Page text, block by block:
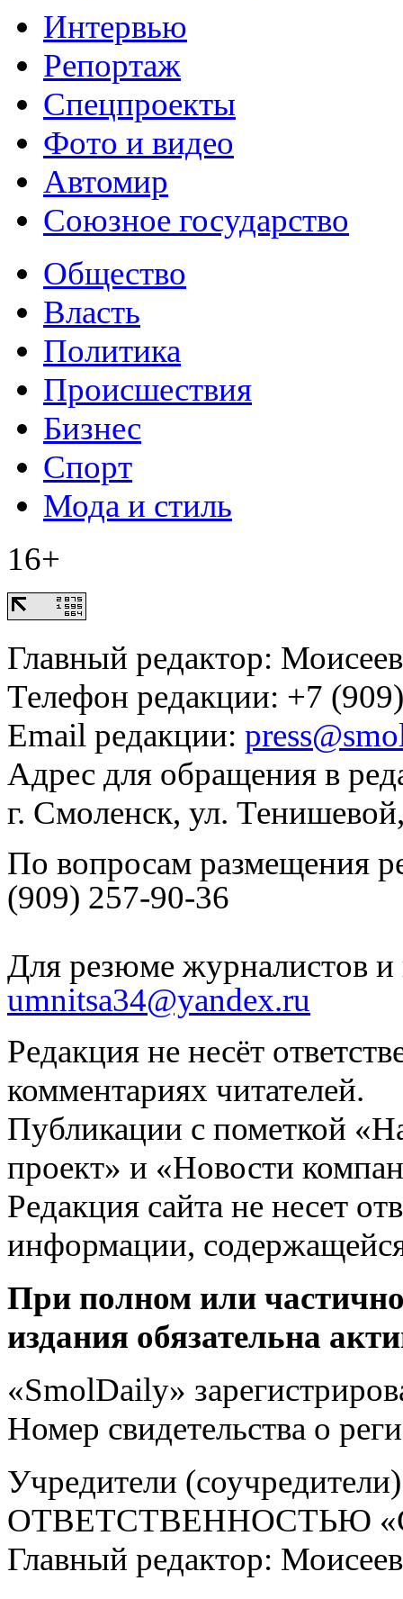
Интервью
Репортаж
Спецпроекты
Фото и видео
Автомир
Союзное государство
Общество
Власть
Политика
Происшествия
Бизнес
Спорт
Мода и стиль
16+
Главный редактор:
Телефон редакции: +7
Email редакции:
Адрес для обращения в
г. Смоленск, ул.
По вопросам размещения
(909) 257-90-36
Для резюме журналистов и
umnitsa34@yandex.ru
Редакция не несёт
комментариях читателей.
Публикации с пометкой
проект» и «Новости
Редакция сайта не несет
информации,
При полном или
издания обязательна
«SmolDaily»
Номер свидетельства о
Учредители
ОТВЕТСТВЕННОСТЬЮ
Главный редактор: